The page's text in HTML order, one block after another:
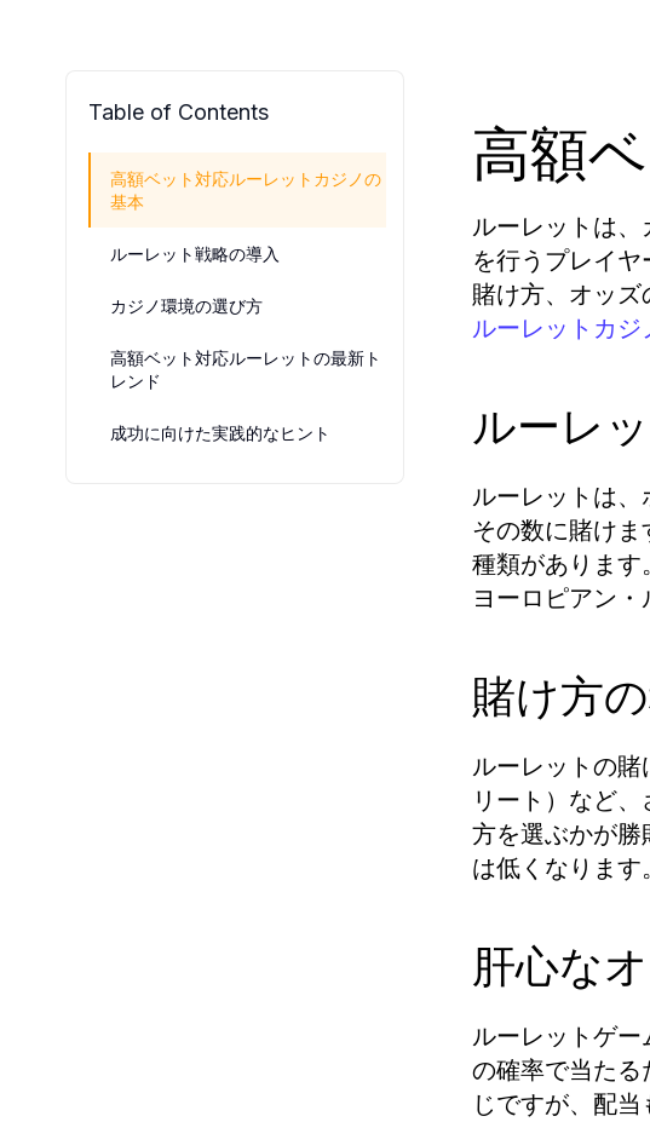
Table of Contents
高額ベット対応ルーレットカジノの
基本
ルーレット戦略の導入
カジノ環境の選び方
高額ベット対応ルーレットの最新ト
レンド
成功に向けた実践的なヒント
高額
ルーレットは
を行うプレイ
賭け方、オッズ
ルーレットカジ
ルーレ
ルーレットは、
その数に賭け
種類があります
ヨーロピアン
賭け方
ルーレットの
リート）など
方を選ぶかが
は低くなります。
肝心な
ルーレットゲ
の確率で当たる
じですが、配